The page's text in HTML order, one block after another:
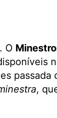
O
,